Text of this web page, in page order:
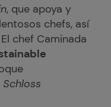
, que apoya y
chefs, así
chef Caminada
Schloss